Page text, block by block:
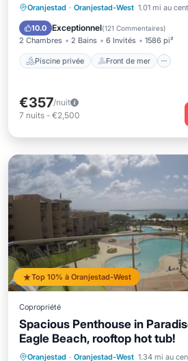
Oranjestad · Oranjestad-West 1.01 mi au
10.0 Exceptionnel(121 Commentaires)
2 Chambres 2 Bains 6 Invités 1586 pi²
Piscine privée Front de mer
Piscine privée
Front de
Bain à remous
Parking
€357/nuit
7 nuits - €2,500
Top 10% à Oranjestad-West
Copropriété
Spacious Penthouse in
Eagle Beach, rooftop hot tub!
Oranjestad · Oranjestad-West 1.34 mi au
Bain à remous Parking